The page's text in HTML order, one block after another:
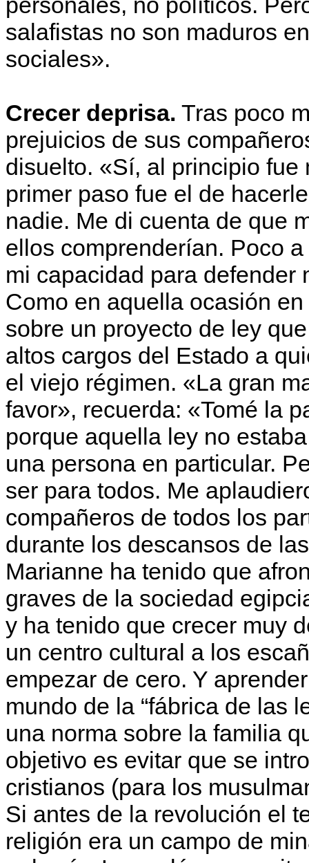
salafistas no son maduros
sociales».
Crecer deprisa. Tras poco
prejuicios de sus
disuelto. «Sí, al principio
primer paso fue el de
nadie. Me di cuenta de que
ellos comprenderían. Poco
mi capacidad para defender
Como en aquella ocasión
sobre un proyecto de ley
altos cargos del Estado a
el viejo régimen. «La gran
favor», recuerda: «Tomé la
porque aquella ley no
una persona en particular.
ser para todos. Me
compañeros de todos los
durante los descansos de
Marianne ha tenido que
graves de la sociedad
y ha tenido que crecer muy
un centro cultural a los
empezar de cero. Y
mundo de la “fábrica de las
una norma sobre la familia
objetivo es evitar que se
cristianos (para los
Si antes de la revolución el
religión era un campo de